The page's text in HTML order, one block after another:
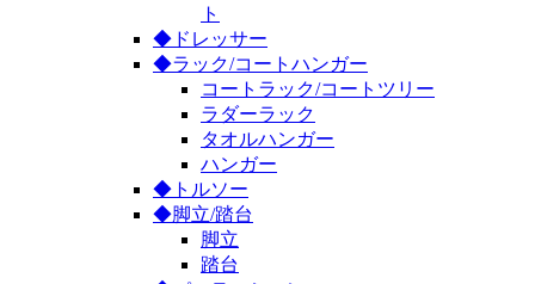
ト
◆ドレッサー
◆ラック/コートハンガー
コートラック/コートツリー
ラダーラック
タオルハンガー
ハンガー
◆トルソー
◆脚立/踏台
脚立
踏台